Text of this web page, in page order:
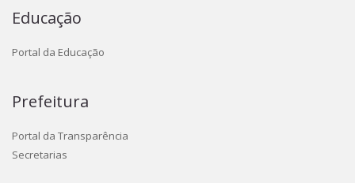
Educação
Portal da Educação
Prefeitura
Portal da Transparência
Secretarias